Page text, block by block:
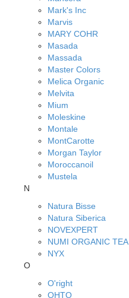
Mark's Inc
Marvis
MARY COHR
Masada
Massada
Master Colors
Melica Organic
Melvita
Mium
Moleskine
Montale
MontCarotte
Morgan Taylor
Moroccanoil
Mustela
N
Natura Bisse
Natura Siberica
NOVEXPERT
NUMI ORGANIC TEA
NYX
O
O'right
OHTO